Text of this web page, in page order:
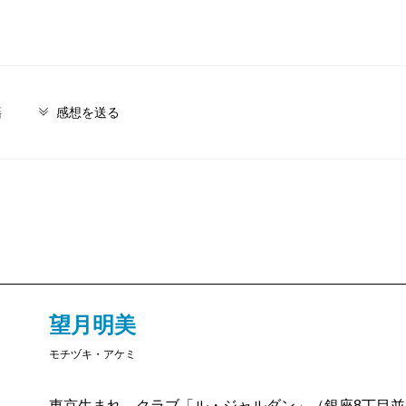
感想を送る
望月明美
モチヅキ・アケミ